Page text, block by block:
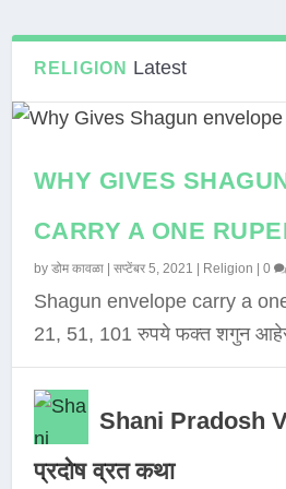
RELIGION Latest
WHY GIVES
CARRY A ONE
by डोम कावळा| सप्टेंबर 5, 2021 Religion 0
Shagun envelope carry a
21, 51, 101 रुपये फक्त शगुन आहेर
Shani Pradosh
प्रदोष व्रत कथा